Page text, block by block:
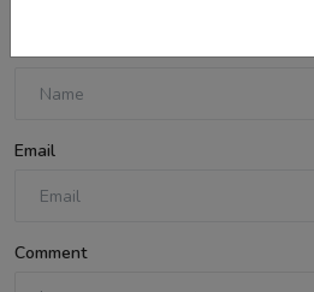
Email
Comment